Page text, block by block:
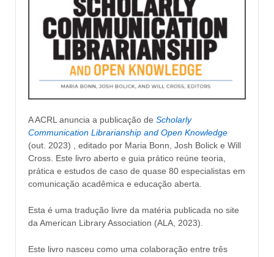
A ACRL anuncia a publicação de Scholarly
Communication Librarianship and Open Knowledge
(out. 2023) , editado por Maria Bonn, Josh Bolick e Will
Cross. Este livro aberto e guia prático reúne teoria,
prática e estudos de caso de quase 80 especialistas em
comunicação acadêmica e educação aberta.
Esta é uma tradução livre da matéria publicada no site
da American Library Association (ALA, 2023).
Este livro nasceu como uma colaboração entre três